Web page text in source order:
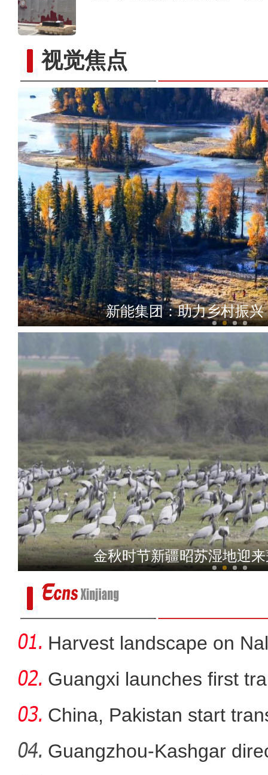
视觉焦点【最华人】“一带一路”上
新能集团：助力乡村振
新疆禾木：云雾笼
金秋时节新疆昭苏湿地迎
Harvest landscape on
Guangxi launches first
China, Pakistan start
Guangzhou-Kashgar